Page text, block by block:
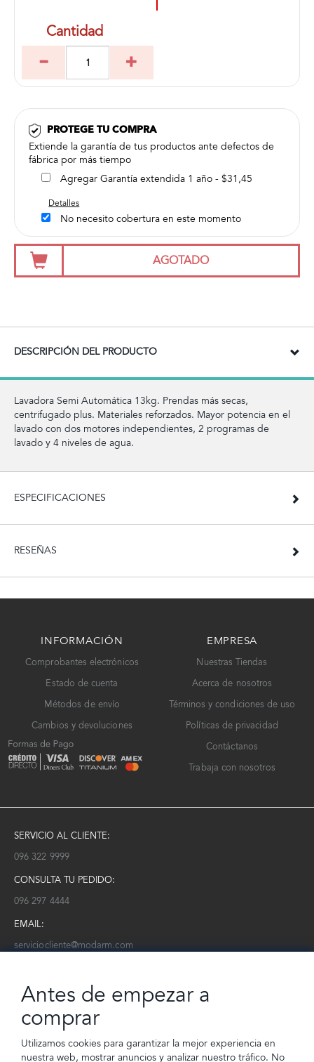
Cantidad
PROTEGE TU COMPRA
Extiende la garantía de tus productos ante defectos de
fábrica por más tiempo
Agregar Garantía extendida 1 año - $31,45
Detalles
No necesito cobertura en este momento
AGOTADO
DESCRIPCIÓN DEL PRODUCTO
Lavadora Semi Automática 13kg. Prendas más secas,
centrifugado plus. Materiales reforzados. Mayor potencia en el
lavado con dos motores independientes, 2 programas de
lavado y 4 niveles de agua.
ESPECIFICACIONES
RESEÑAS
INFORMACIÓN
Comprobantes electrónicos
Estado de cuenta
Métodos de envío
Cambios y devoluciones
EMPRESA
Nuestras Tiendas
Acerca de nosotros
Términos y condiciones de uso
Políticas de privacidad
Contáctanos
Trabaja con nosotros
SERVICIO AL CLIENTE:
096 322 9999
CONSULTA TU PEDIDO:
096 297 4444
EMAIL:
serviciocliente@modarm.com
Conoce toda la información sobre últimas colecciones, eventos y
Subscríbete a nuestro newsletter
SUSCRIBIRSE
Antes de empezar a
comprar
Utilizamos cookies para garantizar la mejor experiencia en
nuestra web, mostrar anuncios y analizar nuestro tráfico. No